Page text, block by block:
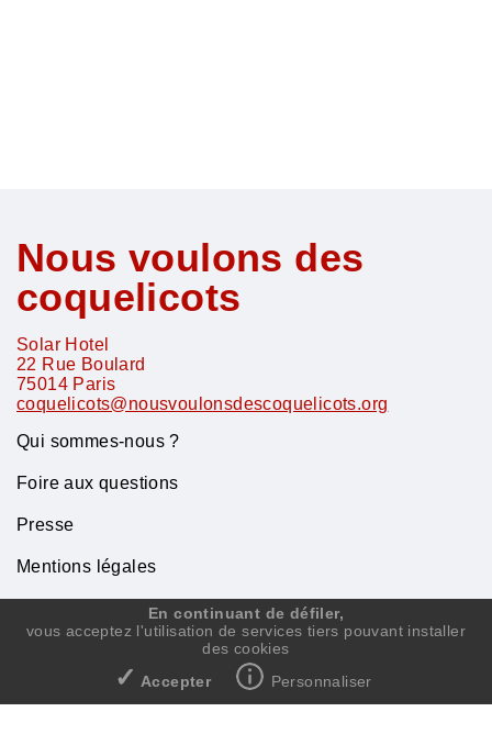
Nous voulons des
coquelicots
Solar Hotel
22 Rue Boulard
75014 Paris
coquelicots@nousvoulonsdescoquelicots.org
Qui sommes-nous ?
Foire aux questions
Presse
Mentions légales
En continuant de défiler,
vous acceptez l'utilisation de services tiers pouvant installer
des cookies
✓ Accepter Personnaliser